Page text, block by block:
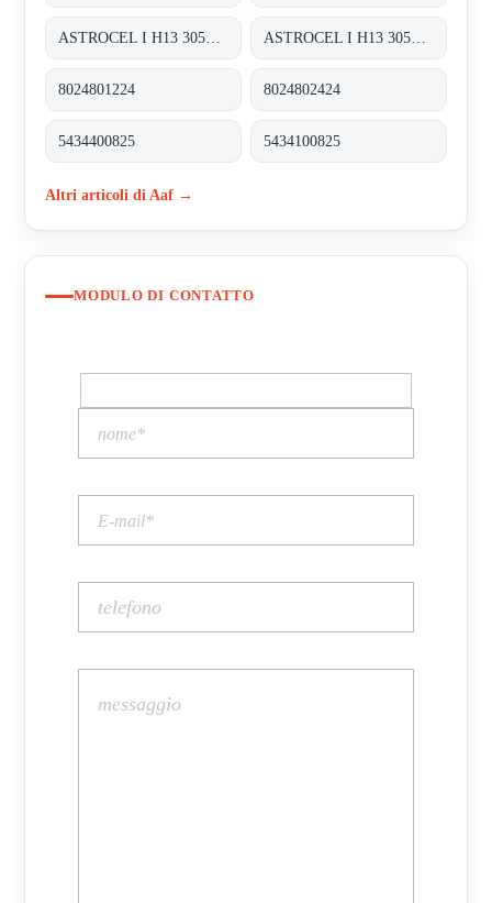
8024801224 8024802424
5434400825 5434100825
Altri articoli di Aaf →
MODULO DI CONTATTO